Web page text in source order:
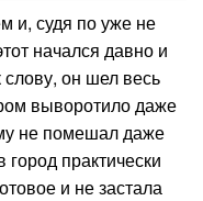
и, судя по уже не
начался давно и
слову, он шел весь
выворотило даже
не помешал даже
практически
и не застала